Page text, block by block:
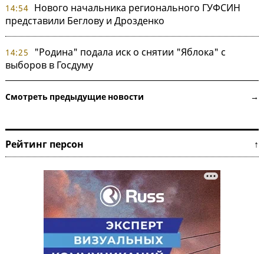
14:54 Нового начальника регионального ГУФСИН
представили Беглову и Дрозденко
14:25
"Родина" подала иск о снятии "Яблока" с
выборов в Госдуму
Смотреть предыдущие новости →
Рейтинг персон ↑